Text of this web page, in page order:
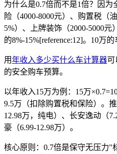
为什么是0.7倍而不是1倍？因
险（4000-8000元）、购置税（
5%）、上牌装饰（2000-5000
的8%-15%[reference:12]。10万
用年收入多少买什么车计算器可
的安全购车预算。
以年收入15万为例：15万
9.5万（扣除购置税和保险）。
12.98万，纯电）、长安逸动（
豪（6.99-12.98万）。
核心原则：0.7倍是保守无压力"